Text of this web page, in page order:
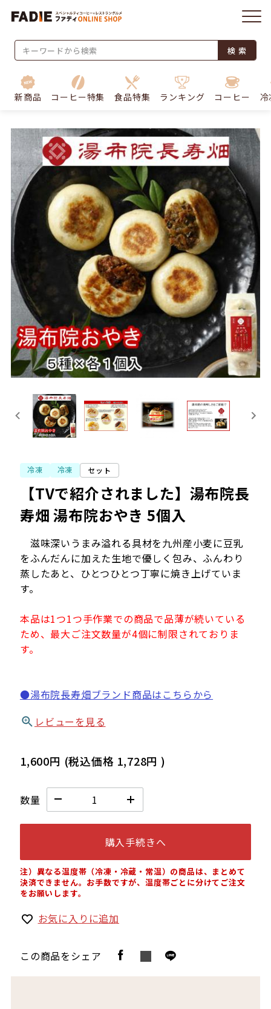
検 索
新商品 コーヒー特集 食品特集 ランキング コーヒー
【TVで紹介されました】湯布院長
寿畑 湯布院おやき 5個入
滋味深いうまみ溢れる具材を九州産小麦に豆乳
をふんだんに加えた生地で優しく包み、ふんわり
蒸したあと、ひとつひとつ丁寧に焼き上げていま
す。
本品は1つ1つ手作業での商品で品薄が続いている
ため、最大ご注文数量が4個に制限されておりま
す。
●湯布院長寿畑ブランド商品はこちらから
レビューを見る
1,600円 (税込価格 1,728円 )
数量
購入手続きへ
注）異なる温度帯（冷凍・冷蔵・常温）の商品は、まとめて
決済できません。お手数ですが、温度帯ごとに分けてご注文
をお願いします。
お気に入りに追加
この商品をシェア
冷凍 冷凍 セット